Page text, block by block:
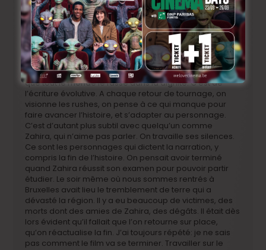
dont on fait des personnages, à leur évolution. Il faut
tenir sur la durée aussi. Il faut y aller, y revenir, tout
reposait ici sur l’engagement des villageois, il fallait
qu’ils adhèrent au projet, y compris le chef du village.
On reste une équipe étrangère qui arrive, des Belges et
des Marocains de la ville, et qui allons montrer entre
autres choses la misère dans laquelle ils vivent. Il faut
que tout le monde le fasse dans la dignité. C’est de
l’écriture évolutive. A chaque retour de tournage, on
visionne les rushes, on pense à ce qui manque pour
faire avancer l’histoire, et s’adapter au personnage.
C’est d’autant plus subtil avec quelqu’un comme
Zahira, qui n’aime pas parler. On travaille ses silences.
Ce sont les personnages qui dictent la narration, y
compris la fin de l’histoire. On pensait avoir terminé
quand Zahira réussit son examen pour pouvoir partir
étudier. Le soir même où nous sommes rentrés à
Bruxelles avait lieu le tremblement de terre qui a
dévasté la région. Il y a eu beaucoup de victimes, des
morts dont des amies de Zahira, des dégâts. Il était dès
lors évident qu’il fallait que l’on retourne sur place,
qu’on réactualise la fin. J’ai toujours répété: je ne sais
pas comment le film va se terminer. Travailler sur le